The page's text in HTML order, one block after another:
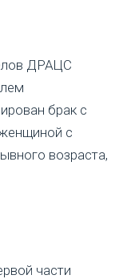
ДРАЦС
брак с
с
возраста,
части